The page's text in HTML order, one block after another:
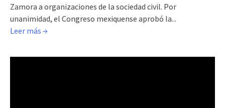
Zamora a organizaciones de la sociedad civil. Por
unanimidad, el Congreso mexiquense aprobó la...
Leer más →